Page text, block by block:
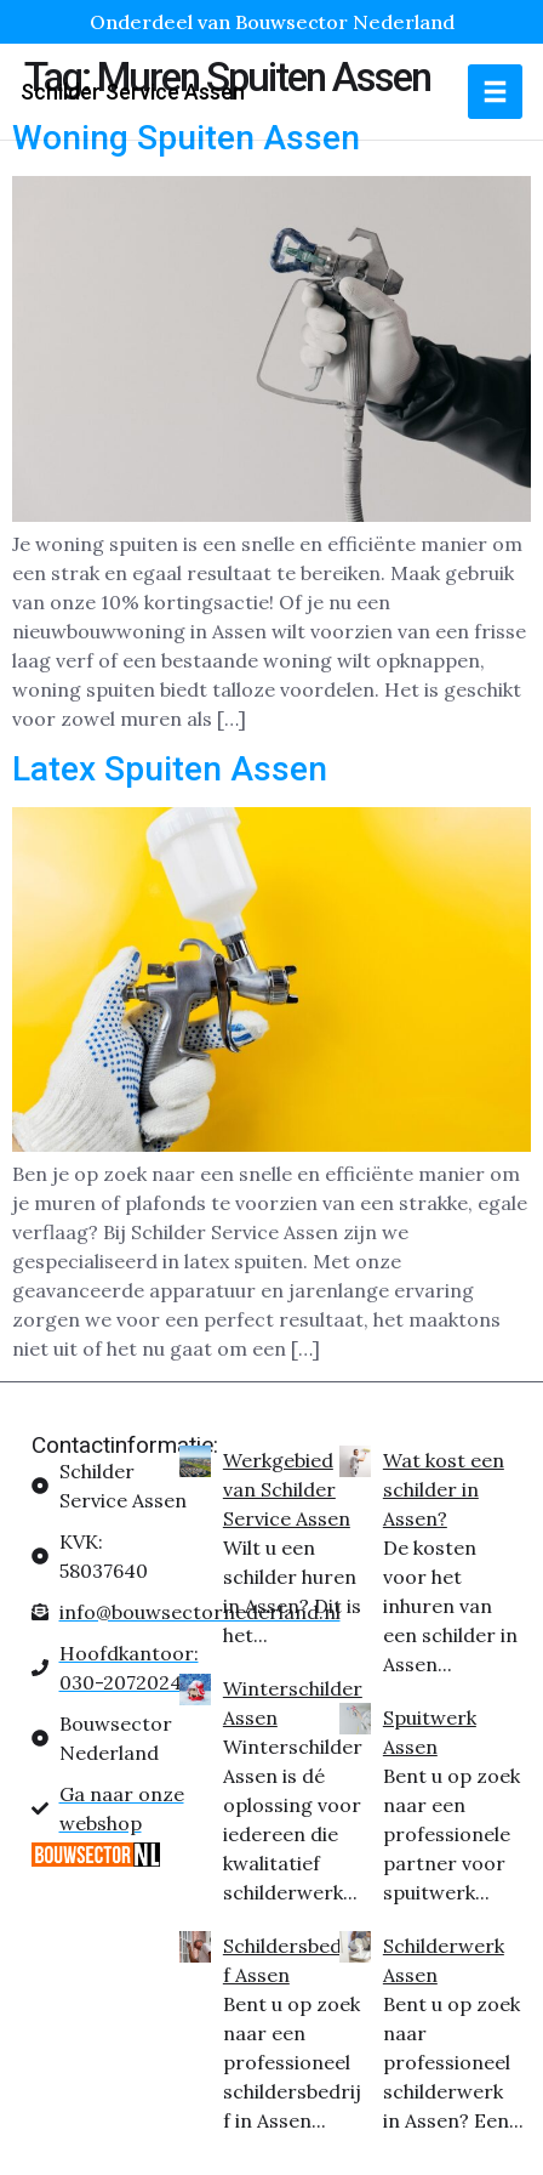
Onderdeel van Bouwsector Nederland
Schilder Service Assen
Tag:Muren Spuiten Assen
Woning Spuiten Assen
Je woning spuiten is een snelle en efficiënte manier om
een strak en egaal resultaat te bereiken. Maak gebruik
van onze 10% kortingsactie! Of je nu een
nieuwbouwwoning in Assen wilt voorzien van een frisse
laag verf of een bestaande woning wilt opknappen,
woning spuiten biedt talloze voordelen. Het is geschikt
voor zowel muren als […]
Latex Spuiten Assen
Ben je op zoek naar een snelle en efficiënte manier om
je muren of plafonds te voorzien van een strakke, egale
verflaag? Bij Schilder Service Assen zijn we
gespecialiseerd in latex spuiten. Met onze
geavanceerde apparatuur en jarenlange ervaring
zorgen we voor een perfect resultaat, het maaktons
niet uit of het nu gaat om een […]
Contactinformatie:
Schilder
Service Assen
KVK:
58037640
info@bouwsectornederland.nl
Hoofdkantoor:
030-2072024
Bouwsector
Nederland
Ga naar onze
webshop
Werkgebied
van Schilder
Service Assen
Wilt u een
schilder huren
in Assen? Dit is
het...
Winterschilder
Assen
Winterschilder
Assen is dé
oplossing voor
iedereen die
kwalitatief
schilderwerk...
Schildersbedrij
f Assen
Bent u op zoek
naar een
professioneel
schildersbedrij
f in Assen...
Wat kost een
schilder in
Assen?
De kosten
voor het
inhuren van
een schilder in
Assen...
Spuitwerk
Assen
Bent u op zoek
naar een
professionele
partner voor
spuitwerk...
Schilderwerk
Assen
Bent u op zoek
naar
professioneel
schilderwerk
in Assen? Een...